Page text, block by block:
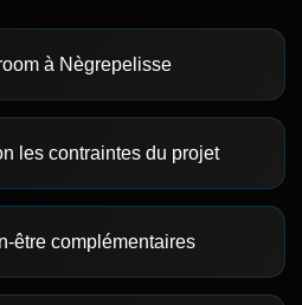
à Nègrepelisse
les contraintes du projet
être complémentaires